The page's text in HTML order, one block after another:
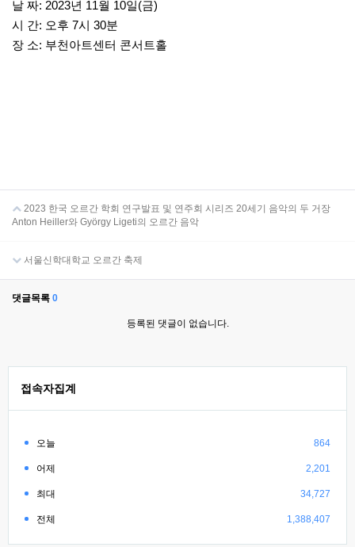
날 짜: 2023년 11월 10일(금)
시 간: 오후 7시 30분
장 소: 부천아트센터 콘서트홀
2023 한국 오르간 학회 연구발표 및 연주회 시리즈 20세기 음악의 두 거장
Anton Heiller와 György Ligeti의 오르간 음악
서울신학대학교 오르간 축제
댓글목록 0
등록된 댓글이 없습니다.
접속자집계
오늘 864
어제 2,201
최대 34,727
전체 1,388,407